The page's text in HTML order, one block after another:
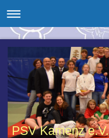
PSV Kamenz e.V.